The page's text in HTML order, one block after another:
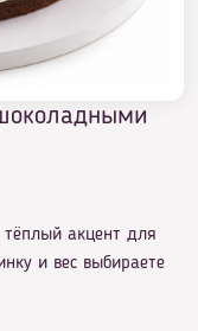
акцент для
и вес выбираете